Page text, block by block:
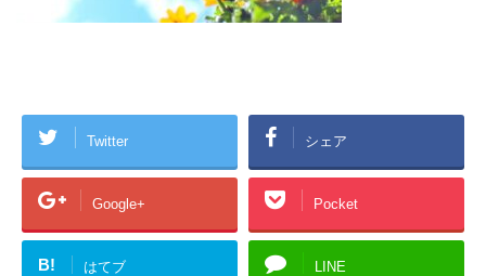
Twitter シェア
Google+ Pocket
B! はてブ LINE